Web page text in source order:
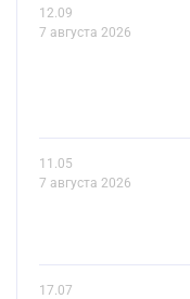
12.09
7 августа 2026
11.05
7 августа 2026
17.07